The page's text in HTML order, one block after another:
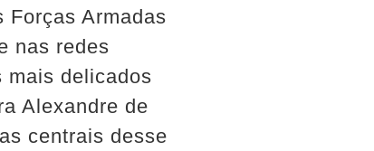
Armadas
nas redes
mais delicados
Alexandre de
centrais desse